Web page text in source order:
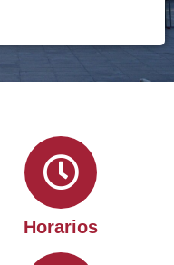
Horarios